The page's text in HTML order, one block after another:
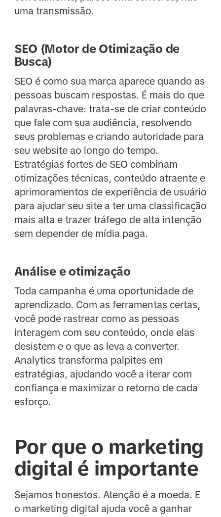
uma transmissão.
SEO (Motor de Otimização de
Busca)
SEO é como sua marca aparece quando as
pessoas buscam respostas. É mais do que
palavras-chave: trata-se de criar conteúdo
que fale com sua audiência, resolvendo
seus problemas e criando autoridade para
seu website ao longo do tempo.
Estratégias fortes de SEO combinam
otimizações técnicas, conteúdo atraente e
aprimoramentos de experiência de usuário
para ajudar seu site a ter uma classificação
mais alta e trazer tráfego de alta intenção
sem depender de mídia paga.
Análise e otimização
Toda campanha é uma oportunidade de
aprendizado. Com as ferramentas certas,
você pode rastrear como as pessoas
interagem com seu conteúdo, onde elas
desistem e o que as leva a converter.
Analytics transforma palpites em
estratégias, ajudando você a iterar com
confiança e maximizar o retorno de cada
esforço.
Por que o marketing
digital é importante
Sejamos honestos. Atenção é a moeda. E
o marketing digital ajuda você a ganhar